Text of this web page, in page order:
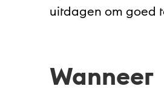
uitdagen om goed
Wanneer